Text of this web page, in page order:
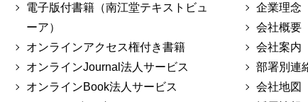
電子版付書籍（南江堂テキストビュ
ーア）
オンラインアクセス権付き書籍
オンラインJournal法人サービス
オンラインBook法人サービス
企業理念
会社概要
会社案内
部署別連
会社地図